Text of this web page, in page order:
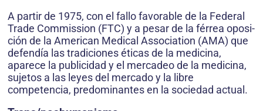
A partir de 1975, con el fallo favorable de la Federal
Trade Commission (FTC) y a pesar de la férrea oposi­
ción de la American Medical Association (AMA) que
defendía las tradiciones éticas de la medicina,
aparece la publicidad y el mercadeo de la medicina,
sujetos a las leyes del mercado y la libre
competencia, predominantes en la sociedad actual.